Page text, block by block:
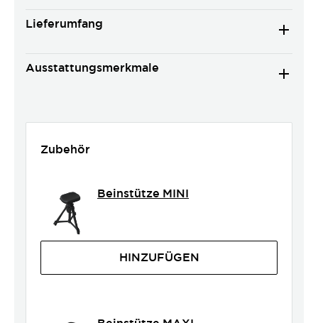
Lieferumfang
Ausstattungsmerkmale
Zubehör
Beinstütze MINI
HINZUFÜGEN